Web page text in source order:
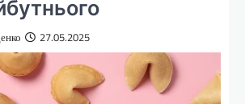
27.05.2025